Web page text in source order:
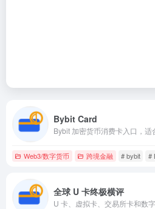
Bybit Card
Web3/数字货币 跨境金融 # bybit #
全球 U 卡终极横评
U 卡、虚拟卡、交易所卡和数